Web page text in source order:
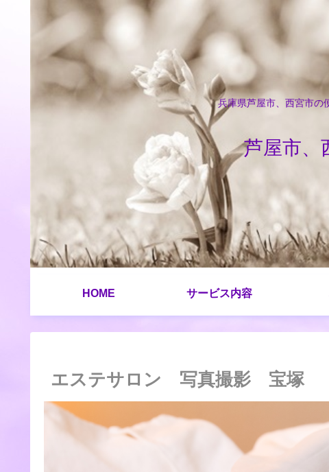
兵庫県芦屋市、西宮市の
芦屋市、
HOME サービス内容
エステサロン 写真撮影 宝塚